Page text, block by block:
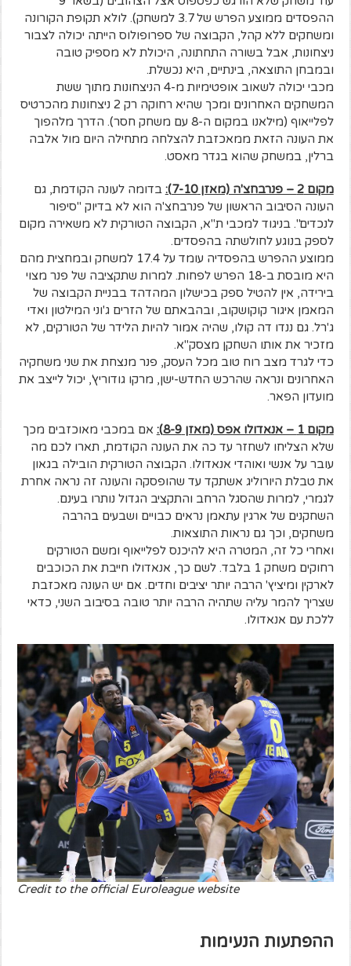
ההפסדים ממוצע הפרש של 3.7 למשחק). לולא תקופת הקורונה
ומשחקים ללא קהל, הקבוצה של ספרופולוס הייתה יכולה לצבור
ניצחונות, אבל בשורה התחתונה, היכולת לא מספיק טובה
ובמבחן התוצאה, בינתיים, היא נכשלת.
מכבי יכולה לשאוב אופטימיות מ-4 הניצחונות מתוך ששת
המשחקים האחרונים ומכך שהיא רחוקה רק 2 ניצחונות מהכרטיס
לפלייאוף (מילאנו במקום ה-8 עם משחק חסר). הדרך מלהפוך
את העונה הזאת ממאכזבת להצלחה מתחילה היום מול אלבה
ברלין, במשחק שהוא בגדר מאסט.
מקום 2 – פנרבחצ'ה (מאזן 7-10):
בדומה לעונה הקודמת, גם
העונה הסיבוב הראשון של פנרבחצ'ה הוא לא בדיוק "סיפור
לנכדים". בניגוד למכבי ת"א, הקבוצה הטורקית לא משאירה מקום
לספק בנוגע לחולשתה בהפסדים.
ממוצע ההפרש בהפסדיה עומד על 17.4 למשחק ובמחצית מהם
היא מובסת ב-18 הפרש לפחות. למרות שתקציבה של פנר מצוי
בירידה, אין להטיל ספק בכישלון המהדהד בבניית הקבוצה של
המאמן איגור קוקושקוב, ובהבאתם של הזרים ג'וני המילטון ואדי
ג'רל. גם ננדו דה קולו, שהיה אמור להיות הלידר של הטורקים, לא
מזכיר את אותו השחקן מצסק"א.
כדי לגרד מצב רוח טוב מכל העסק, פנר מנצחת את שני משחקיה
האחרונים ונראה שהרכש החדש-ישן, מרקו גודוריץ', יכול לייצב את
מועדון הפאר.
מקום 1 – אנאדולו אפס (מאזן 8-9):
אם במכבי מאוכזבים מכך
שלא הצליחו לשחזר עד כה את העונה הקודמת, תארו לכם מה
עובר על אנשי ואוהדי אנאדולו. הקבוצה הטורקית הובילה בגאון
את טבלת היורוליג אשתקד עד שהופסקה והעונה זה נראה אחרת
לגמרי, למרות שהסגל הרחב והתקציב הגדול נותרו בעינם.
השחקנים של ארגין עתאמן נראים כבויים ושבעים בהרבה
משחקים, וכך גם נראות התוצאות.
ואחרי כל זה, המטרה היא להיכנס לפלייאוף ומשם הטורקים
רחוקים משחק 1 בלבד. לשם כך, אנאדולו חייבת את הכוכבים
לארקין ומיציץ' הרבה יותר יציבים וחדים. אם יש העונה מאכזבת
שצריך להמר עליה שתהיה הרבה יותר טובה בסיבוב השני, כדאי
ללכת עם אנאדולו.
Credit to the official Euroleague website
ההפתעות הנעימות